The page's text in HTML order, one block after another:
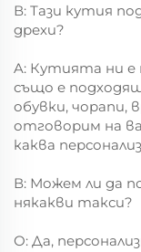
В: Тази кутия
дрехи?
A: Кутията ни е
също е
обувки, чорапи,
отговорим на
каква
В: Можем ли да
някакви такси?
О: Да,